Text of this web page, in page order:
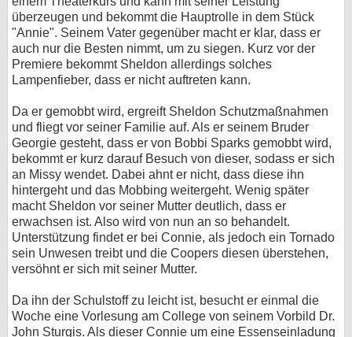
überzeugen und bekommt die Hauptrolle in dem Stück
"Annie". Seinem Vater gegenüber macht er klar, dass er
auch nur die Besten nimmt, um zu siegen. Kurz vor der
Premiere bekommt Sheldon allerdings solches
Lampenfieber, dass er nicht auftreten kann.
Da er gemobbt wird, ergreift Sheldon Schutzmaßnahmen
und fliegt vor seiner Familie auf. Als er seinem Bruder
Georgie gesteht, dass er von Bobbi Sparks gemobbt wird,
bekommt er kurz darauf Besuch von dieser, sodass er sich
an Missy wendet. Dabei ahnt er nicht, dass diese ihn
hintergeht und das Mobbing weitergeht. Wenig später
macht Sheldon vor seiner Mutter deutlich, dass er
erwachsen ist. Also wird von nun an so behandelt.
Unterstützung findet er bei Connie, als jedoch ein Tornado
sein Unwesen treibt und die Coopers diesen überstehen,
versöhnt er sich mit seiner Mutter.
Da ihn der Schulstoff zu leicht ist, besucht er einmal die
Woche eine Vorlesung am College von seinem Vorbild Dr.
John Sturgis. Als dieser Connie um eine Essenseinladung